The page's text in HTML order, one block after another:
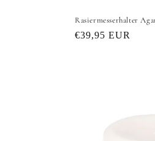
Rasiermesserhalter
Normaler
€39,95 EUR